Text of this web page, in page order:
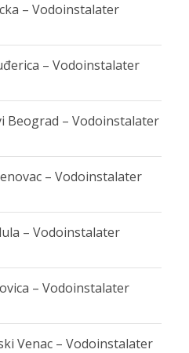
– Vodoinstalater
– Vodoinstalater
Beograd – Vodoinstalater
– Vodoinstalater
– Vodoinstalater
– Vodoinstalater
Venac – Vodoinstalater